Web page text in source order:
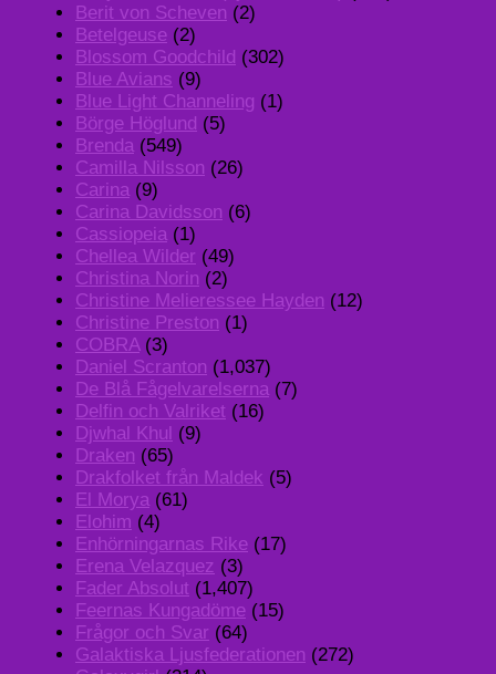
Berit von Scheven (2)
Betelgeuse (2)
Blossom Goodchild (302)
Blue Avians (9)
Blue Light Channeling (1)
Börge Höglund (5)
Brenda (549)
Camilla Nilsson (26)
Carina (9)
Carina Davidsson (6)
Cassiopeia (1)
Chellea Wilder (49)
Christina Norin (2)
Christine Melieressee Hayden (12)
Christine Preston (1)
COBRA(3)
Daniel Scranton (1,037)
De Blå Fågelvarelserna (7)
Delfin och Valriket (16)
Djwhal Khul (9)
Draken (65)
Drakfolket från Maldek (5)
El Morya (61)
Elohim (4)
Enhörningarnas Rike (17)
Erena Velazquez (3)
Fader Absolut (1,407)
Feernas Kungadöme (15)
Frågor och Svar (64)
Galaktiska Ljusfederationen (272)